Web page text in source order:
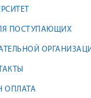
ПОСТУПАЮЩИХ
ОПЛАТА